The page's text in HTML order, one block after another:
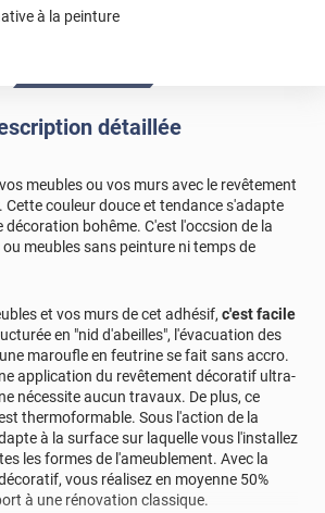
à la peinture
détaillée
meubles ou vos murs avec le revêtement
couleur douce et tendance s'adapte
bohême. C'est l'occsion de la
meubles sans peinture ni temps de
et vos murs de cet adhésif, c'est facile
en "nid d'abeilles", l'évacuation des
maroufle en feutrine se fait sans accro.
application du revêtement décoratif ultra-
nécessite aucun travaux. De plus, ce
thermoformable. Sous l'action de la
à la surface sur laquelle vous l'installez
les formes de l'ameublement. Avec la
vous réalisez en moyenne 50%
à une rénovation classique.